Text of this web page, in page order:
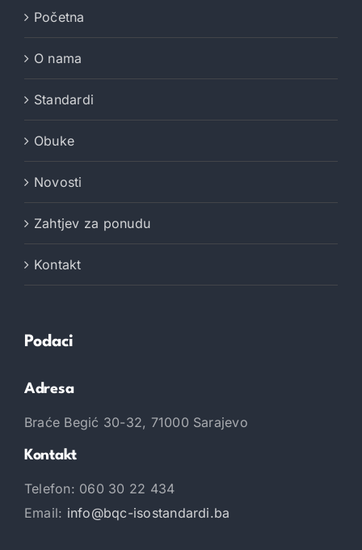
Početna
O nama
Standardi
Obuke
Novosti
Zahtjev za ponudu
Kontakt
Podaci
Adresa
Braće Begić 30-32, 71000 Sarajevo
Kontakt
Telefon: 060 30 22 434
Email: info@bqc-isostandardi.ba